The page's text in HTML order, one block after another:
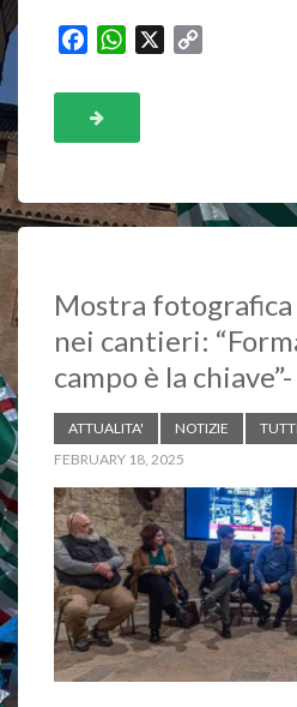
c
e
o
W
a
p
n
Mostra fotografica
nei cantieri:
campo è la
ATTUALITA' NOTIZIE
FEBRUARY 18, 2025